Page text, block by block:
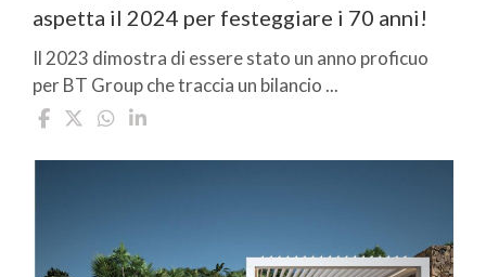
aspetta il 2024 per festeggiare i 70 anni!
Il 2023 dimostra di essere stato un anno proficuo
per BT Group che traccia un bilancio ...